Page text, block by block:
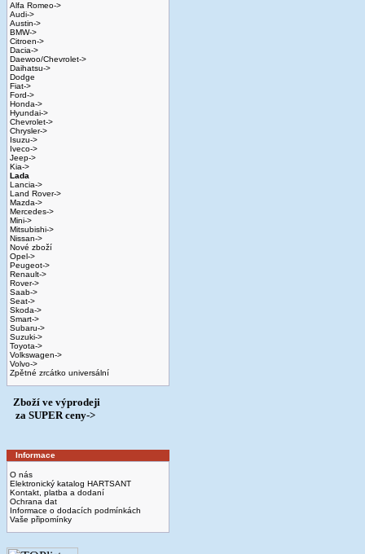
Alfa Romeo->
Audi->
Austin->
BMW->
Citroen->
Dacia->
Daewoo/Chevrolet->
Daihatsu->
Dodge
Fiat->
Ford->
Honda->
Hyundai->
Chevrolet->
Chrysler->
Isuzu->
Iveco->
Jeep->
Kia->
Lada
Lancia->
Land Rover->
Mazda->
Mercedes->
Mini->
Mitsubishi->
Nissan->
Nové zboží
Opel->
Peugeot->
Renault->
Rover->
Saab->
Seat->
Skoda->
Smart->
Subaru->
Suzuki->
Toyota->
Volkswagen->
Volvo->
Zpětné zrcátko universální
Zboží ve výprodeji
­ za SUPER ceny->
Informace
O nás
Elektronický katalog HARTSANT
Kontakt, platba a dodaní
Ochrana dat
Informace o dodacích podmínkách
Vaše připomínky